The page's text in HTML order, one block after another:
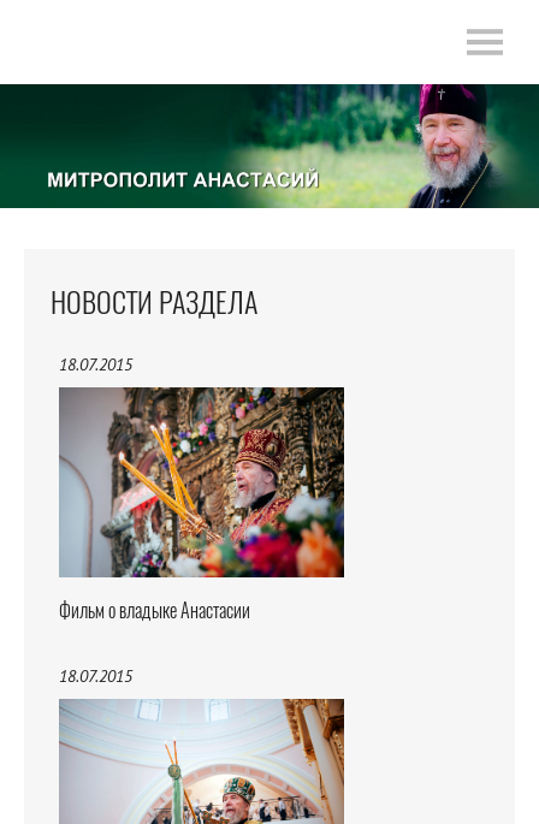
НОВОСТИ РАЗДЕЛА
18.07.2015
Фильм о владыке Анастасии
18.07.2015